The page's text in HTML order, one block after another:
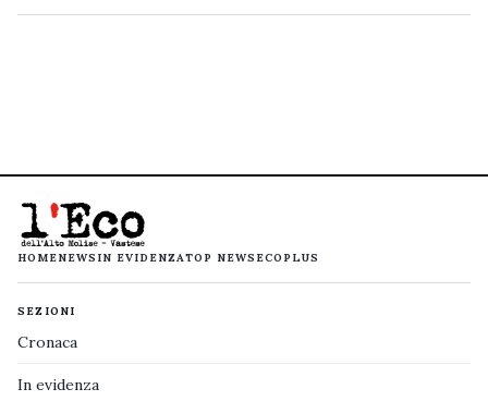
HOMENEWS IN EVIDENZATOP NEWS ECOPLUS
SEZIONI
Cronaca
In evidenza